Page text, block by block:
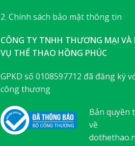
2. Chính sách bảo mật thông tin
CÔNG TY TNHH THƯƠNG MẠI VÀ
VỤ THỂ THAO HỒNG PHÚC
GPKD số 0108597712 đã đăng ký
công thương
Bản quyền
về